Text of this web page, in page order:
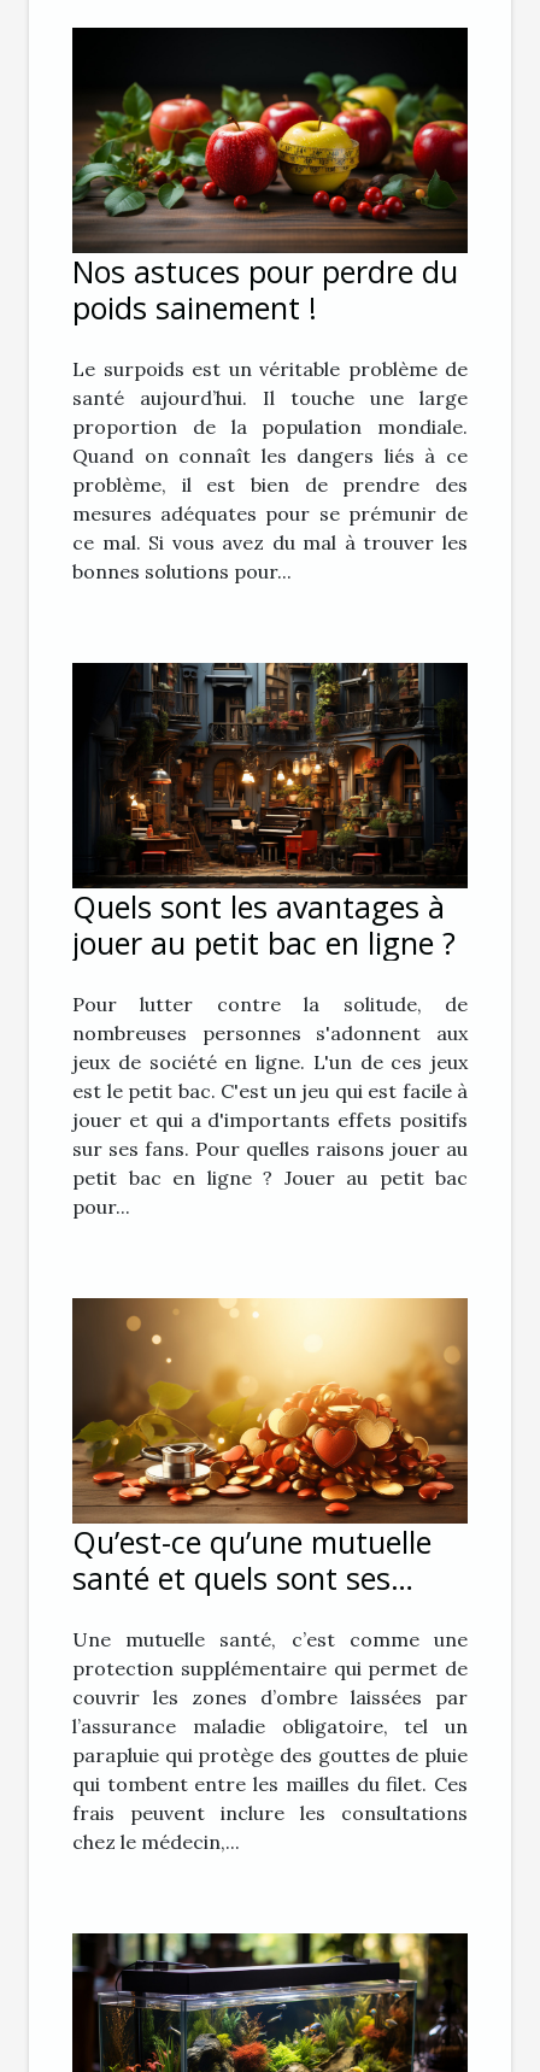
Nos astuces pour perdre du
poids sainement !
Le surpoids est un véritable problème de
santé aujourd’hui. Il touche une large
proportion de la population mondiale.
Quand on connaît les dangers liés à ce
problème, il est bien de prendre des
mesures adéquates pour se prémunir de
ce mal. Si vous avez du mal à trouver les
bonnes solutions pour...
Quels sont les avantages à
jouer au petit bac en ligne ?
Pour lutter contre la solitude, de
nombreuses personnes s'adonnent aux
jeux de société en ligne. L'un de ces jeux
est le petit bac. C'est un jeu qui est facile à
jouer et qui a d'importants effets positifs
sur ses fans. Pour quelles raisons jouer au
petit bac en ligne ? Jouer au petit bac
pour...
Qu’est-ce qu’une mutuelle
santé et quels sont ses
Une mutuelle santé, c’est comme une
protection supplémentaire qui permet de
couvrir les zones d’ombre laissées par
l’assurance maladie obligatoire, tel un
parapluie qui protège des gouttes de pluie
qui tombent entre les mailles du filet. Ces
frais peuvent inclure les consultations
chez le médecin,...